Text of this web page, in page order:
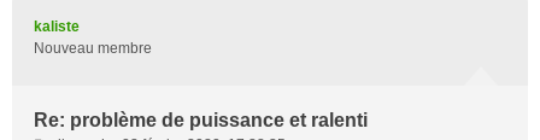
kaliste
Nouveau membre
Re: problème de puissance et ralenti